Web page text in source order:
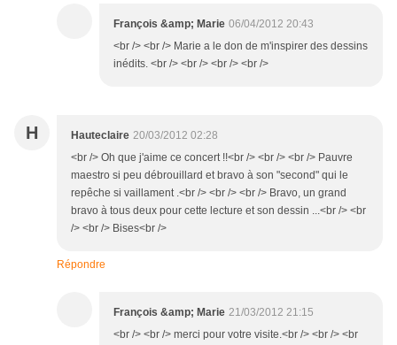
François &amp; Marie 06/04/2012 20:43
<br /> <br /> Marie a le don de m'inspirer des dessins
inédits. <br /> <br /> <br /> <br />
H Hauteclaire 20/03/2012 02:28
<br /> Oh que j'aime ce concert !!<br /> <br /> <br /> Pauvre
maestro si peu débrouillard et bravo à son "second" qui le
repêche si vaillament .<br /> <br /> <br /> Bravo, un grand
bravo à tous deux pour cette lecture et son dessin ...<br /> <br
/> <br /> Bises<br />
Répondre
François &amp; Marie 21/03/2012 21:15
<br /> <br /> merci pour votre visite.<br /> <br /> <br